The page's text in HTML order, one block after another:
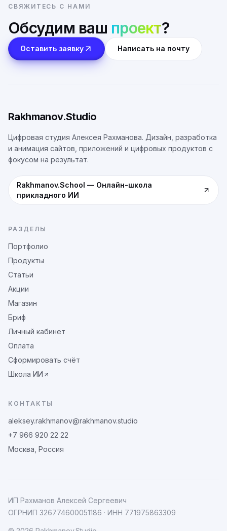
СВЯЖИТЕСЬ С НАМИ
Обсудим ваш проект?
Оставить заявку Написать на почту
Rakhmanov.Studio
Цифровая студия Алексея Рахманова. Дизайн, разработка
и анимация сайтов, приложений и цифровых продуктов с
фокусом на результат.
Rakhmanov.School — Онлайн-школа
прикладного ИИ
РАЗДЕЛЫ
Портфолио
Продукты
Статьи
Акции
Магазин
Бриф
Личный кабинет
Оплата
Сформировать счёт
Школа ИИ
КОНТАКТЫ
aleksey.rakhmanov@rakhmanov.studio
+7 966 920 22 22
Москва, Россия
ИП Рахманов Алексей Сергеевич
ОГРНИП 326774600051186 · ИНН 771975863309